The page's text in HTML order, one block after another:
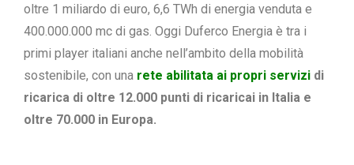
oltre 1 miliardo di euro, 6,6 TWh di energia venduta e
400.000.000 mc di gas. Oggi Duferco Energia è tra i
primi player italiani anche nell’ambito della mobilità
sostenibile, con una rete abilitata ai propri servizi di
ricarica di oltre 12.000 punti di ricaricai in Italia e
oltre 70.000 in Europa.